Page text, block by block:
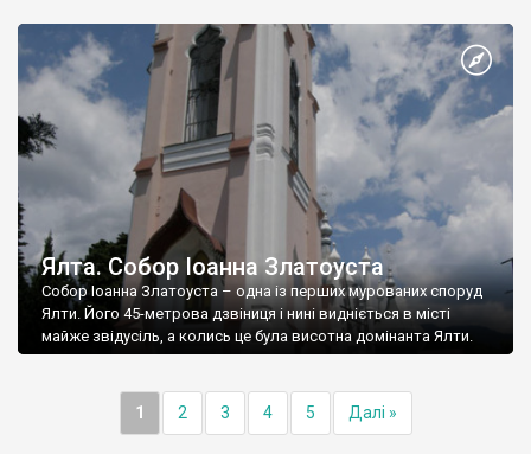
Ялта. Собор Іоанна Златоуста
Собор Іоанна Златоуста – одна із перших мурованих споруд
Ялти. Його 45-метрова дзвіниця і нині видніється в місті
майже звідусіль, а колись це була висотна домінанта Ялти.
1 2 3 4 5 Далі »